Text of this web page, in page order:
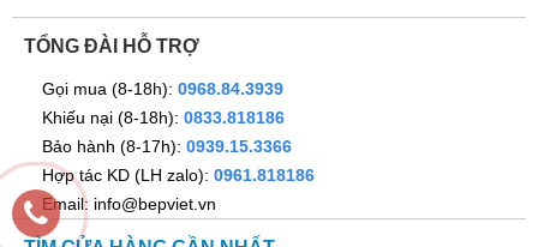
TỔNG ĐÀI HỖ TRỢ
Gọi mua (8-18h): 0968.84.3939
Khiếu nại (8-18h): 0833.818186
Bảo hành (8-17h): 0939.15.3366
Hợp tác KD (LH zalo): 0961.818186
Email: info@bepviet.vn